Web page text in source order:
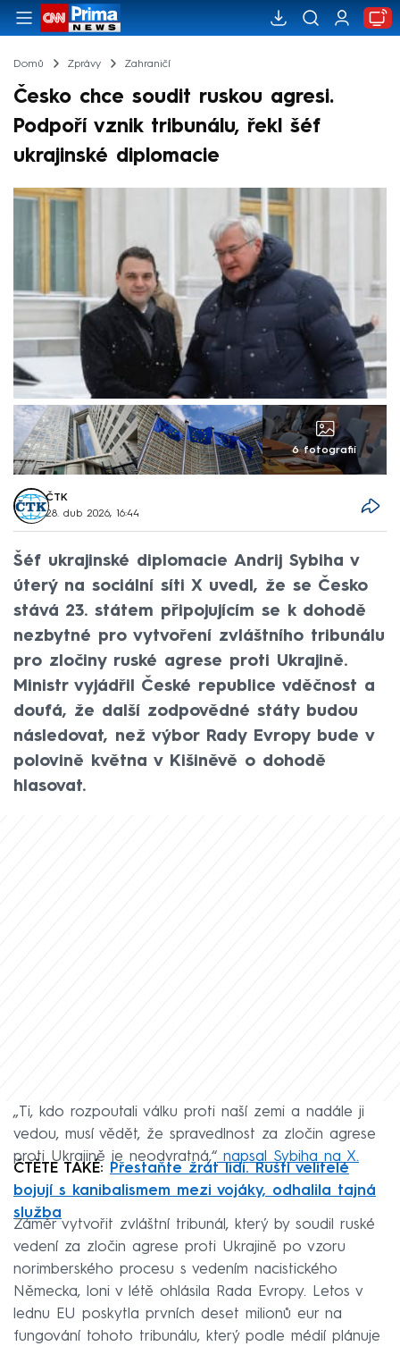
Domů Zprávy Zahraničí
Česko chce soudit ruskou agresi.
Podpoří vznik tribunálu, řekl šéf
ukrajinské diplomacie
6 fotografií
ČTK
28. dub 2026, 16:44
Šéf ukrajinské diplomacie Andrij Sybiha v
úterý na sociální síti X uvedl, že se Česko
stává 23. státem připojujícím se k dohodě
nezbytné pro vytvoření zvláštního tribunálu
pro zločiny ruské agrese proti Ukrajině.
Ministr vyjádřil České republice vděčnost a
doufá, že další zodpovědné státy budou
následovat, než výbor Rady Evropy bude v
polovině května v Kišiněvě o dohodě
hlasovat.
„Ti, kdo rozpoutali válku proti naší zemi a nadále ji
vedou, musí vědět, že spravedlnost za zločin agrese
proti Ukrajině je neodvratná,“ napsal Sybiha na X.
ČTĚTE TAKÉ: Přestaňte žrát lidi. Ruští velitelé
bojují s kanibalismem mezi vojáky, odhalila tajná
služba
Záměr vytvořit zvláštní tribunál, který by soudil ruské
vedení za zločin agrese proti Ukrajině po vzoru
norimberského procesu s vedením nacistického
Německa, loni v létě ohlásila Rada Evropy. Letos v
lednu EU poskytla prvních deset milionů eur na
fungování tohoto tribunálu, který podle médií plánuje